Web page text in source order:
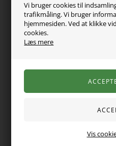
Vi bruger cookies til
trafikmåling. Vi bruger
hjemmesiden. Ved at klikke
cookies.
Læs mere
Vis